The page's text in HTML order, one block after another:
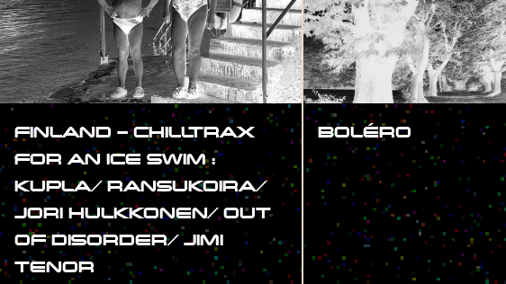
FINLAND – CHILLTRAX
FOR AN ICE SWIM :
KUPLA/ RANSUKOIRA/
JORI HULKKONEN/ OUT
OF DISORDER/ JIMI
TENOR
BOLÉRO
#SHOW